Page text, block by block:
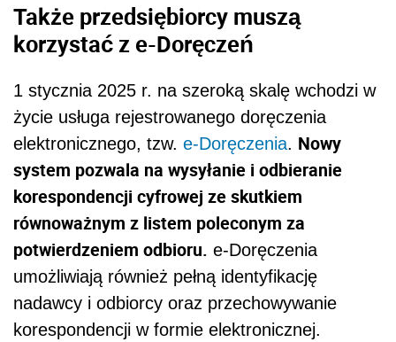
Także przedsiębiorcy muszą
korzystać z e-Doręczeń
1 stycznia 2025 r. na szeroką skalę wchodzi w
życie usługa rejestrowanego doręczenia
elektronicznego, tzw. e-Doręczenia. Nowy
system pozwala na wysyłanie i odbieranie
korespondencji cyfrowej ze skutkiem
równoważnym z listem poleconym za
potwierdzeniem odbioru. e-Doręczenia
umożliwiają również pełną identyfikację
nadawcy i odbiorcy oraz przechowywanie
korespondencji w formie elektronicznej.